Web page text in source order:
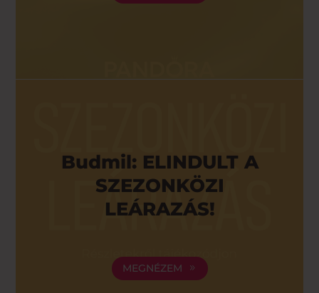
Budmil: ELINDULT A
SZEZONKÖZI
LEÁRAZÁS!
MEGNÉZEM